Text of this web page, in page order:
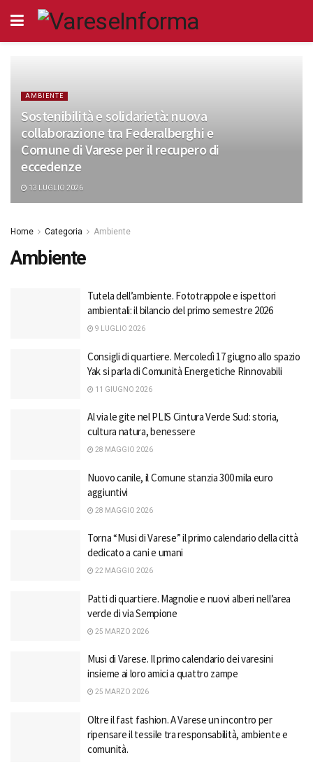
AMBIENTE
Sostenibilità e solidarietà: nuova
collaborazione tra Federalberghi e
Comune di Varese per il recupero di
eccedenze
13 LUGLIO 2026
Home Categoria Ambiente
Ambiente
Tutela dell’ambiente. Fototrappole e ispettori
ambientali: il bilancio del primo semestre 2026
9 LUGLIO 2026
Consigli di quartiere. Mercoledì 17 giugno allo spazio
Yak si parla di Comunità Energetiche Rinnovabili
11 GIUGNO 2026
Al via le gite nel PLIS Cintura Verde Sud: storia,
cultura natura, benessere
28 MAGGIO 2026
Nuovo canile, il Comune stanzia 300 mila euro
aggiuntivi
28 MAGGIO 2026
Torna “Musi di Varese” il primo calendario della città
dedicato a cani e umani
22 MAGGIO 2026
Patti di quartiere. Magnolie e nuovi alberi nell’area
verde di via Sempione
25 MARZO 2026
Musi di Varese. Il primo calendario dei varesini
insieme ai loro amici a quattro zampe
25 MARZO 2026
Oltre il fast fashion. A Varese un incontro per
ripensare il tessile tra responsabilità, ambiente e
comunità.